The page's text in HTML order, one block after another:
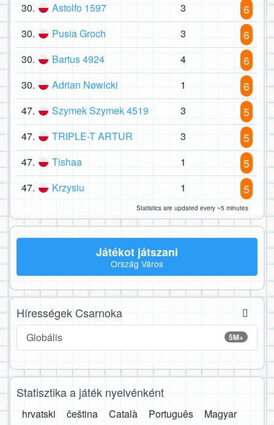
30. Astolfo 1597 3 6
30. Pusia Groch 3 6
30. Bartus 4924 4 6
30. Adrian Nøwicki 1 6
47. Szymek Szymek 4519 3 5
47. TRIPLE-T ARTUR 3 5
47. Tishaa 1 5
47. Krzysiu 1 5
Statistics are updated every ~5 minutes
Játékot játszani
Ország Város
Hírességek Csarnoka
5M+
Globális
Statisztika a játék nyelvénként
hrvatski čeština Català Português
Magyar